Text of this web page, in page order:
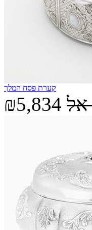
קערת פסח המלך
₪5,834 אל